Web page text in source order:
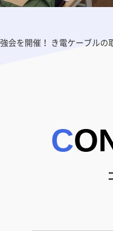
会を開催！ き電ケーブルの